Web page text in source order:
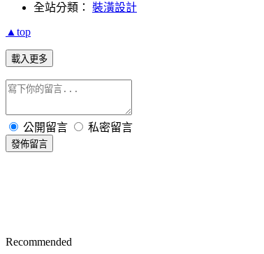
全站分類： 裝潢設計
▲top
載入更多
公開留言 私密留言
發佈留言
Recommended